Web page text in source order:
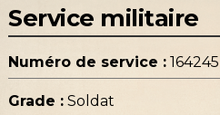
Service militaire
Numéro de service : 164245
Grade : Soldat